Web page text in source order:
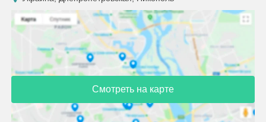
Смотреть на карте